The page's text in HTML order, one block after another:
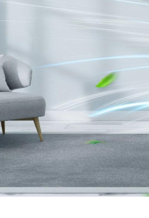
SF2001
VNĐ
Nanoco
1,380,000 VNĐ